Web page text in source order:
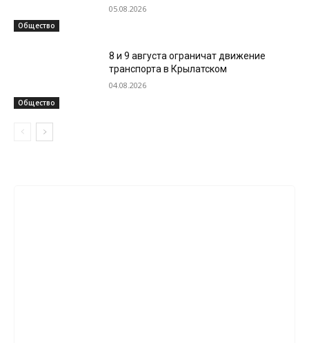
Общество
05.08.2026
Общество
8 и 9 августа ограничат движение
транспорта в Крылатском
04.08.2026